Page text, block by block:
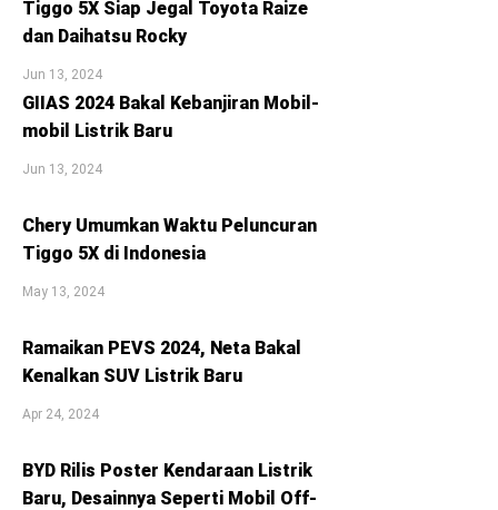
Tiggo 5X Siap Jegal Toyota Raize
dan Daihatsu Rocky
Jun 13, 2024
GIIAS 2024 Bakal Kebanjiran Mobil-
mobil Listrik Baru
Jun 13, 2024
Chery Umumkan Waktu Peluncuran
Tiggo 5X di Indonesia
May 13, 2024
Ramaikan PEVS 2024, Neta Bakal
Kenalkan SUV Listrik Baru
Apr 24, 2024
BYD Rilis Poster Kendaraan Listrik
Baru, Desainnya Seperti Mobil Off-